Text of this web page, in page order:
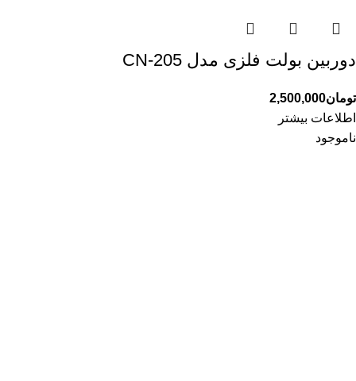
دوربین بولت فلزی مدل CN-205
تومان2,500,000
اطلاعات بیشتر
ناموجود